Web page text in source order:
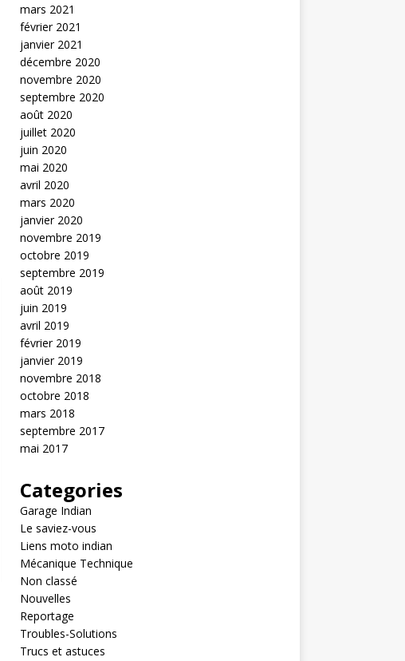
mars 2021
février 2021
janvier 2021
décembre 2020
novembre 2020
septembre 2020
août 2020
juillet 2020
juin 2020
mai 2020
avril 2020
mars 2020
janvier 2020
novembre 2019
octobre 2019
septembre 2019
août 2019
juin 2019
avril 2019
février 2019
janvier 2019
novembre 2018
octobre 2018
mars 2018
septembre 2017
mai 2017
Categories
Garage Indian
Le saviez-vous
Liens moto indian
Mécanique Technique
Non classé
Nouvelles
Reportage
Troubles-Solutions
Trucs et astuces